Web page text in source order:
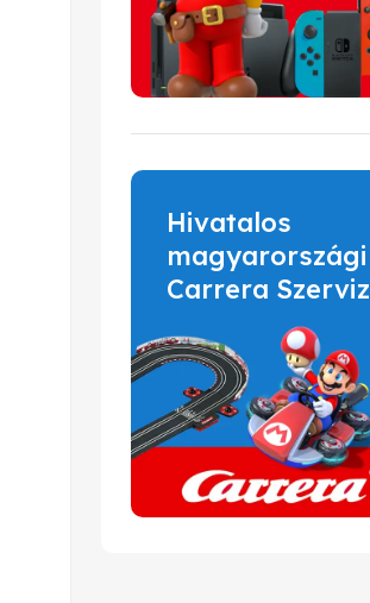
Hivatalos
magyarországi
Carrera Szerviz